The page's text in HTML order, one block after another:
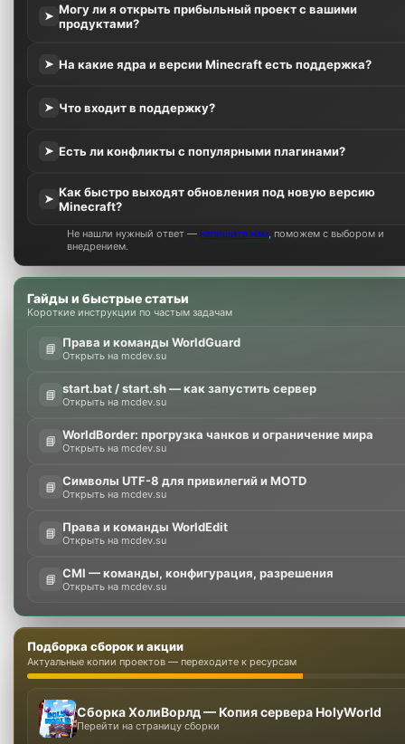
➤ Могу ли я открыть прибыльный проект с вашими
продуктами?
➤ На какие ядра и версии Minecraft есть поддержка?
➤ Что входит в поддержку?
➤ Есть ли конфликты с популярными плагинами?
➤ Как быстро выходят обновления под новую версию
Minecraft?
Не нашли нужный ответ —напишите нам , поможем с выбором и
внедрением.
Гайды и быстрые статьи
Короткие инструкции по частым задачам
📘 Права и команды WorldGuard
Открыть на mcdev.su
📘 start.bat / start.sh — как запустить сервер
Открыть на mcdev.su
📘 WorldBorder: прогрузка чанков и ограничение мира
Открыть на mcdev.su
📘 Символы UTF-8 для привилегий и MOTD
Открыть на mcdev.su
📘 Права и команды WorldEdit
Открыть на mcdev.su
📘 CMI — команды, конфигурация, разрешения
Открыть на mcdev.su
Подборка сборок и акции
Актуальные копии проектов — переходите к ресурсам
Сборка ХолиВорлд — Копия сервера HolyWorld
Перейти на страницу сборки